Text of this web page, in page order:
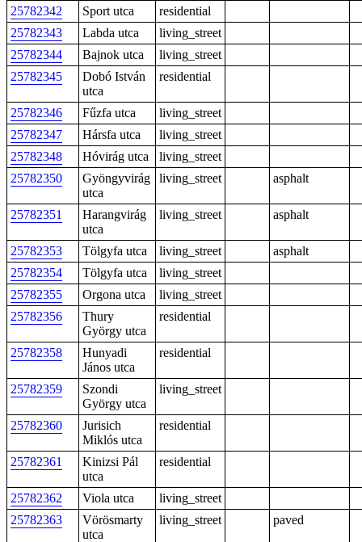
25782342 Sport utca
residential
25782343
Labda utca
living_street
25782344
Bajnok utca
living_street
25782345
Dobó István
utca
residential
25782346 Fűzfa utca
living_street
25782347
Hársfa utca
living_street
25782348
Hóvirág utca
living_street
25782350
Gyöngyvirág
utca
living_street asphalt
25782351
Harangvirág
utca
living_street asphalt
25782353 Tölgyfa utca living_street
asphalt
25782354
Tölgyfa utca
living_street
25782355
Orgona utca
living_street
25782356
Thury
György utca
residential
25782358
Hunyadi
János utca
residential
25782359
Szondi
György utca
living_street
25782360
Jurisich
Miklós utca
residential
25782361
Kinizsi Pál
utca
residential
25782362 Viola utca
living_street
25782363
Vörösmarty
utca
living_street paved